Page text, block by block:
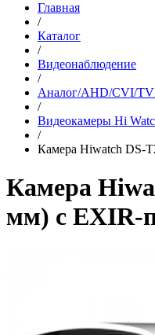
Главная
/
Каталог
/
Видеонаблюдение
/
Аналог/AHD/CVI/
/
Видеокамеры Hi
/
Камера Hiwatch DS-
Камера
мм) с EXIR-